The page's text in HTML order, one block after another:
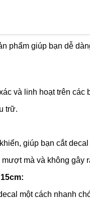
phẩm giúp bạn dễ
và linh hoạt trên các
trữ.
giúp bạn cắt
mà và không gây
một cách nhanh